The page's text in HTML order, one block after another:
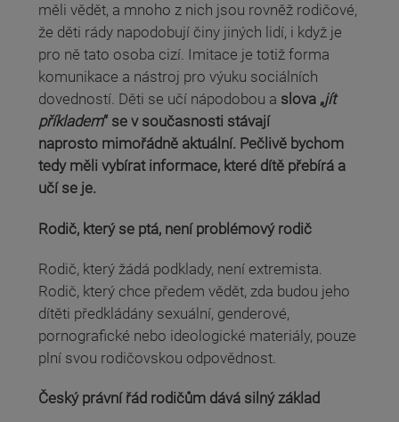
měli vědět, a mnoho z nich jsou rovněž rodičové,
že děti rády napodobují činy jiných lidí, i když je
pro ně tato osoba cizí. Imitace je totiž forma
komunikace a nástroj pro výuku sociálních
dovedností. Děti se učí nápodobou a slova „jít
příkladem“ se v současnosti stávají
naprosto mimořádně aktuální. Pečlivě bychom
tedy měli vybírat informace, které dítě přebírá a
učí se je.
Rodič, který se ptá, není problémový rodič
Rodič, který žádá podklady, není extremista.
Rodič, který chce předem vědět, zda budou jeho
dítěti předkládány sexuální, genderové,
pornografické nebo ideologické materiály, pouze
plní svou rodičovskou odpovědnost.
Český právní řád rodičům dává silný základ